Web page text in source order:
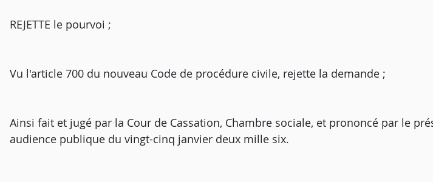
REJETTE le pourvoi ;
Vu l'article 700 du nouveau Code de procédure civile, rejette la demande ;
Ainsi fait et jugé par la Cour de Cassation, Chambre sociale, et prononcé par le
audience publique du vingt-cinq janvier deux mille six.